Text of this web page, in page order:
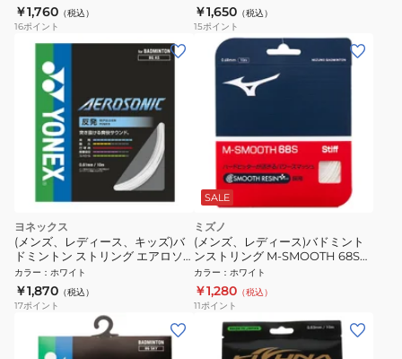
￥1,760 （税込）
16ポイント
￥1,650 （税込）
15ポイント
ヨネックス
(メンズ、レディース、キッズ)バ
ドミントン ストリング エアロソ
ニック BGAS-011
カラー ： ホワイト
￥1,870 （税込）
17ポイント
SALE
ミズノ
(メンズ、レディース)バドミント
ンストリング M-SMOOTH 68S
73JGA25001
カラー ： ホワイト
￥1,280 （税込）
11ポイント